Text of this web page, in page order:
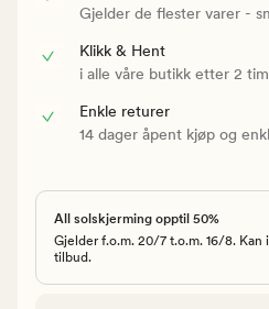
Gjelder de flester varer -
Klikk & Hent
i alle våre butikk etter 2
Enkle returer
14 dager åpent kjøp og
All solskjerming opptil 50%
Gjelder f.o.m. 20/7 t.o.m. 16/8. Kan
tilbud.